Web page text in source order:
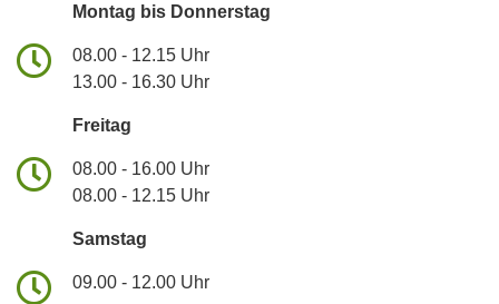
Montag bis Donnerstag
08.00 - 12.15 Uhr
13.00 - 16.30 Uhr
Freitag
08.00 - 16.00 Uhr
08.00 - 12.15 Uhr
Samstag
09.00 - 12.00 Uhr